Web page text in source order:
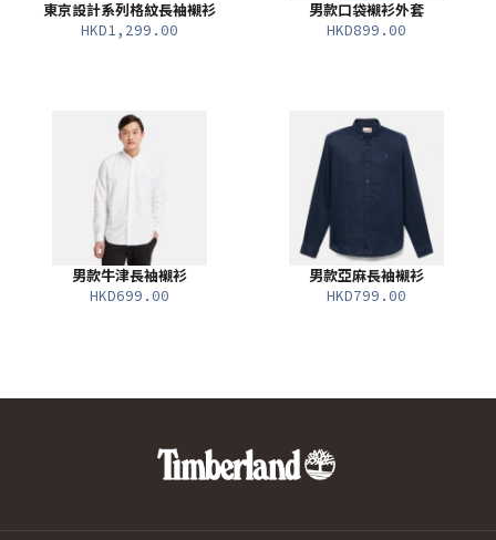
東京設計系列格紋長袖襯衫
HKD1,299.00
男款口袋襯衫外套
HKD899.00
男款牛津長袖襯衫
HKD699.00
男款亞麻長袖襯衫
HKD799.00